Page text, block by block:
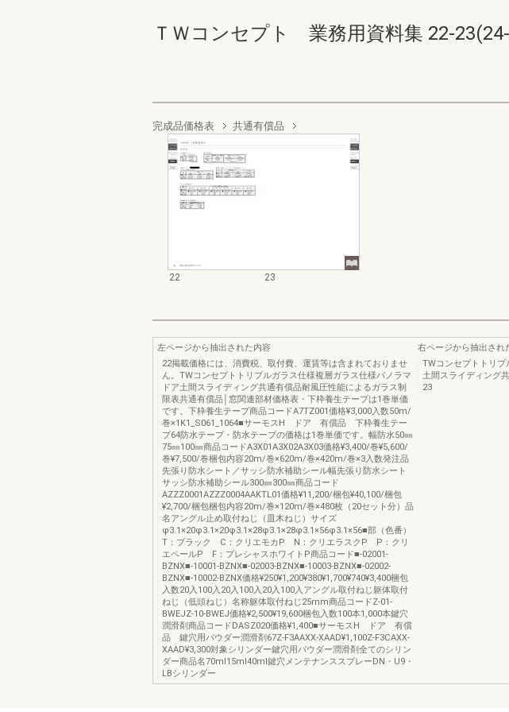
ＴＷコンセプト 業務用資料集 22-
完成品価格表 共通有償品
22 23
左ページから抽出された内容
22掲載価格には、消費税、取付費、運賃等は含まれておりませ
ん。TWコンセプトトリプルガラス仕様複層ガラス仕様パノラマ
ドア土間スライディング共通有償品耐風圧性能によるガラス制
限表共通有償品│窓関連部材価格表・下枠養生テープは1巻単価
です。下枠養生テープ商品コードA7TZ001価格¥3,000入数50m/
巻×1K1_S061_1064■サーモスH ドア 有償品 下枠養生テー
プ64防水テープ・防水テープの価格は1巻単価です。幅防水50㎜
75㎜100㎜商品コードA3X01A3X02A3X03価格¥3,400/巻¥5,600/
巻¥7,500/巻梱包内容20m/巻×620m/巻×420m/巻×3入数発注品
先張り防水シート／サッシ防水補助シール幅先張り防水シート
サッシ防水補助シール300㎜300㎜商品コード
AZZZ0001AZZZ0004AAKTL01価格¥11,200/梱包¥40,100/梱包
¥2,700/梱包梱包内容20m/巻×120m/巻×480枚（20セット分）品
名アングル止め取付ねじ（皿木ねじ）サイズ
φ3.1×20φ3.1×20φ3.1×28φ3.1×28φ3.1×56φ3.1×56■部（色番）
T：ブラック C：クリエモカP N：クリエラスクP P：クリ
エペールP F：プレシャスホワイトP商品コード■-02001-
BZNX■-10001-BZNX■-02003-BZNX■-10003-BZNX■-02002-
BZNX■-10002-BZNX価格¥250¥1,200¥380¥1,700¥740¥3,400梱包
入数20入100入20入100入20入100入アングル取付ねじ躯体取付
ねじ（低頭ねじ）名称躯体取付ねじ25mm商品コードZ-01-
BWEJZ-10-BWEJ価格¥2,500¥19,600梱包入数100本1,000本鍵穴
潤滑剤商品コードDASZ020価格¥1,400■サーモスH ドア 有償
品 鍵穴用パウダー潤滑剤67Z-F3AAXX-XAAD¥1,100Z-F3CAXX-
XAAD¥3,300対象シリンダー鍵穴用パウダー潤滑剤全てのシリン
ダー商品名70ml15ml40ml鍵穴メンテナンススプレーDN・U9・
LBシリンダー
右ページから抽出され
TWコンセプトトリプ
土間スライディング
23